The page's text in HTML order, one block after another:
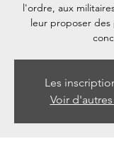
l'ordre, aux
leur proposer des
Les
Voir